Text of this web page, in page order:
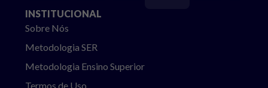
INSTITUCIONAL
Sobre Nós
Metodologia SER
Metodologia Ensino Superior
Termos de Uso